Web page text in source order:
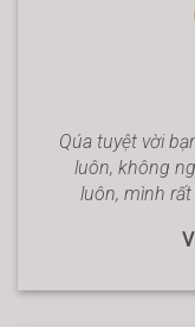
Qúa tuyệt vời
luôn, không
luôn, mình